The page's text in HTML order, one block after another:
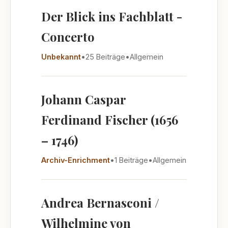
Der Blick ins Fachblatt -
Concerto
Unbekannt•25 Beiträge•Allgemein
Johann Caspar
Ferdinand Fischer (1656
– 1746)
Archiv-Enrichment•1 Beiträge•Allgemein
Andrea Bernasconi /
Wilhelmine von